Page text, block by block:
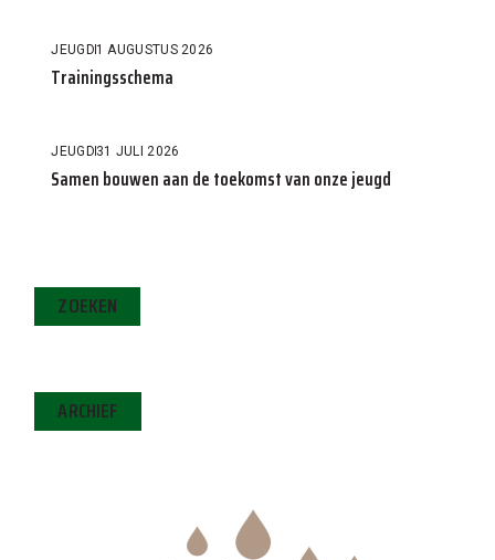
JEUGD1 AUGUSTUS 2026
Trainingsschema
JEUGD31 JULI 2026
Samen bouwen aan de toekomst van onze jeugd
ZOEKEN
ARCHIEF